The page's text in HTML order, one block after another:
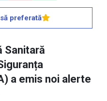
preferată
Sanitară
a emis noi alerte